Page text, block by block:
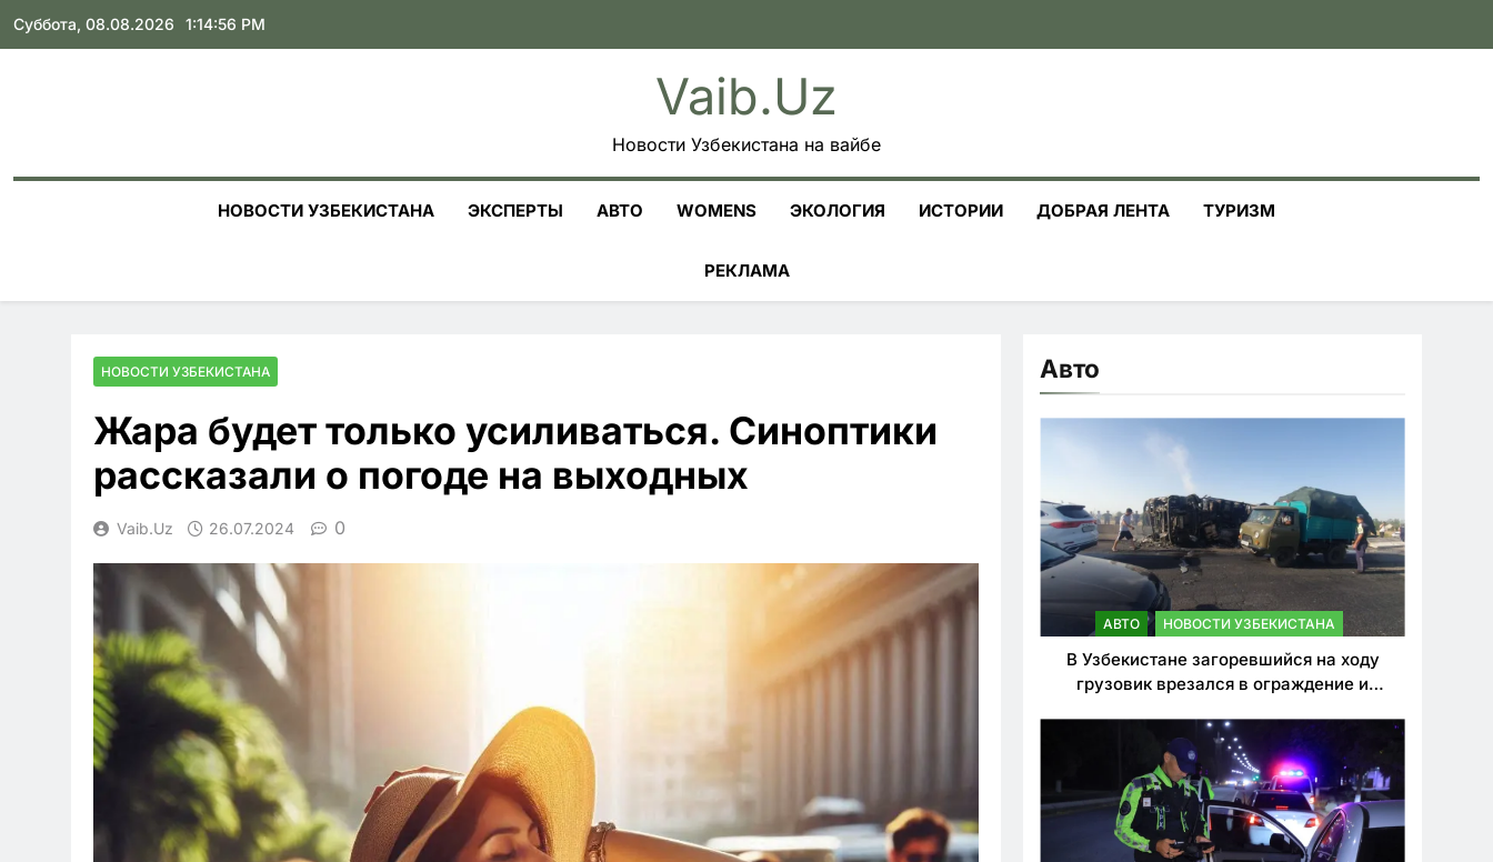
Skip
Суббота, 08.08.2026 1:14:58 PM
Vaib.uz
Новости Узбекистана на вайбе
НОВОСТИ УЗБЕКИСТАНА ЭКСПЕРТЫ АВТО WOMENS ЭКОЛОГИЯ ИСТОРИИ ДОБРАЯ ЛЕНТА ТУРИЗМ
РЕКЛАМА
НОВОСТИ УЗБЕКИСТАНА
Жара будет только усиливаться. Синоптики
рассказали о погоде на выходных
Vaib.uz 26.07.2024 0
Авто
АВТО НОВОСТИ УЗБЕКИСТАНА
В Узбекистане загоревшийся на ходу
грузовик врезался в ограждение и